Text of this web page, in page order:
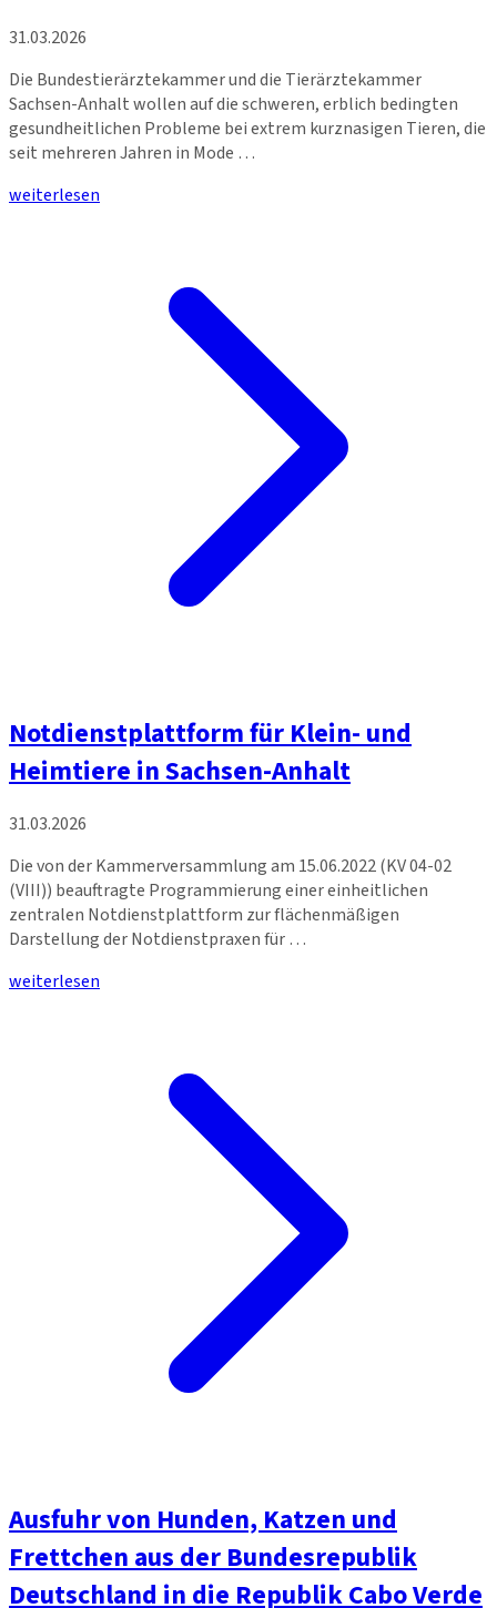
31.03.2026
Die Bundestierärztekammer und die Tierärztekammer
Sachsen-Anhalt wollen auf die schweren, erblich bedingten
gesundheitlichen Probleme bei extrem kurznasigen Tieren, die
seit mehreren Jahren in Mode …
weiterlesen
Notdienstplattform für Klein- und
Heimtiere in Sachsen-Anhalt
31.03.2026
Die von der Kammerversammlung am 15.06.2022 (KV 04-02
(VIII)) beauftragte Programmierung einer einheitlichen
zentralen Notdienstplattform zur flächenmäßigen
Darstellung der Notdienstpraxen für …
weiterlesen
Ausfuhr von Hunden, Katzen und
Frettchen aus der Bundesrepublik
Deutschland in die Republik Cabo Verde